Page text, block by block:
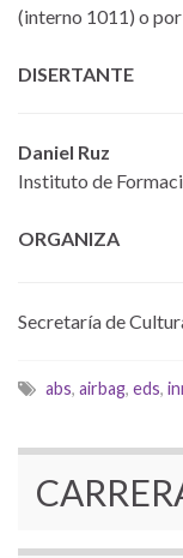
(interno 1011) o
DISERTANTE
Daniel Ruz
Instituto de
ORGANIZA
Secretaría de
abs, airbag, eds,